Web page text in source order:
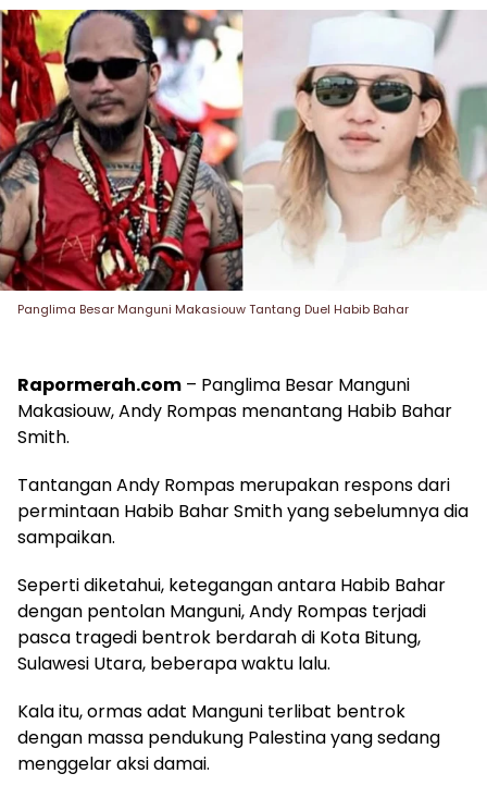
Panglima Besar Manguni Makasiouw Tantang Duel Habib Bahar
Rapormerah.com – Panglima Besar Manguni
Makasiouw, Andy Rompas menantang Habib Bahar
Smith.
Tantangan Andy Rompas merupakan respons dari
permintaan Habib Bahar Smith yang sebelumnya dia
sampaikan.
Seperti diketahui, ketegangan antara Habib Bahar
dengan pentolan Manguni, Andy Rompas terjadi
pasca tragedi bentrok berdarah di Kota Bitung,
Sulawesi Utara, beberapa waktu lalu.
Kala itu, ormas adat Manguni terlibat bentrok
dengan massa pendukung Palestina yang sedang
menggelar aksi damai.